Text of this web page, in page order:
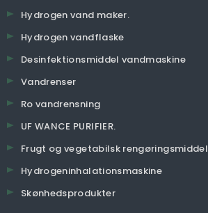
Hydrogen vand maker.
Hydrogen vandflaske
Desinfektionsmiddel vandmaskine
Vandrenser
Ro vandrensning
UF WANCE PURIFIER.
Frugt og vegetabilsk rengøringsmiddel
Hydrogeninhalationsmaskine
Skønhedsprodukter